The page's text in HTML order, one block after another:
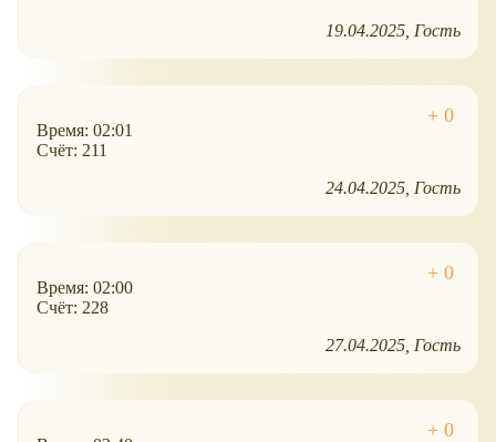
19.04.2025 Гость
Время: 02:01
Счёт: 211
24.04.2025 Гость
Время: 02:00
Счёт: 228
27.04.2025 Гость